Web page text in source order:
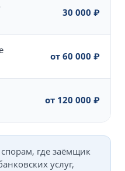
30 000 ₽
от 60 000 ₽
от 120 000 ₽
где заёмщик
услуг,